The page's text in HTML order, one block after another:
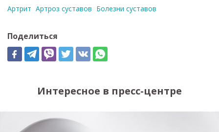
Артрит Артроз суставов Болезни суставов
Поделиться
Интересное в пресс-центре